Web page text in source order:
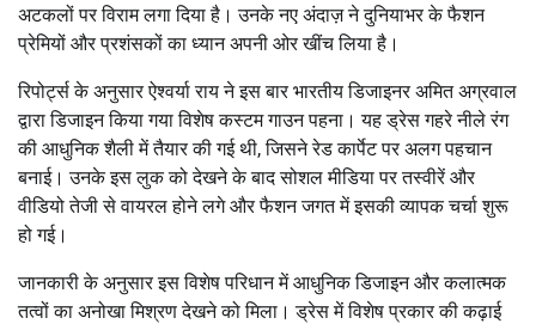
अटकलों पर विराम लगा दिया है। उनके नए अंदाज़ ने दुनियाभर के फैशन
प्रेमियों और प्रशंसकों का ध्यान अपनी ओर खींच लिया है।
रिपोर्ट्स के अनुसार ऐश्वर्या राय ने इस बार भारतीय डिजाइनर अमित अग्रवाल
द्वारा डिजाइन किया गया विशेष कस्टम गाउन पहना। यह ड्रेस गहरे नीले रंग
की आधुनिक शैली में तैयार की गई थी, जिसने रेड कार्पेट पर अलग पहचान
बनाई। उनके इस लुक को देखने के बाद सोशल मीडिया पर तस्वीरें और
वीडियो तेजी से वायरल होने लगे और फैशन जगत में इसकी व्यापक चर्चा शुरू
हो गई।
जानकारी के अनुसार इस विशेष परिधान में आधुनिक डिजाइन और कलात्मक
तत्वों का अनोखा मिश्रण देखने को मिला। ड्रेस में विशेष प्रकार की कढ़ाई